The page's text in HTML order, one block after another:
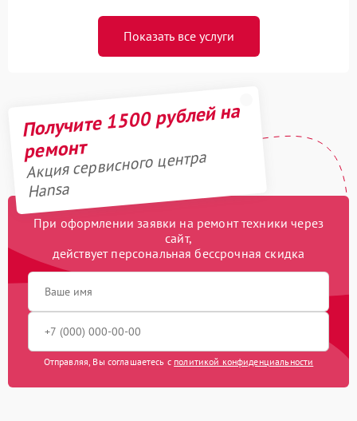
Показать все услуги
Получите 1500 рублей на
ремонт
Акция сервисного центра
Hansa
При оформлении заявки на ремонт техники через
сайт,
действует персональная бессрочная скидка
Отправляя, Вы соглашаетесь с политикой конфиденциальности